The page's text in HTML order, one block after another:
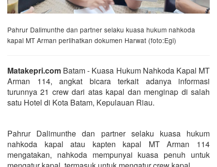
Pahrur Dalimunthe dan partner selaku kuasa hukum nahkoda
kapal MT Arman perlihatkan dokumen Harwat (foto:Egi)
Matakepri.com Batam - Kuasa Hukum Nahkoda Kapal MT
Arman 114, angkat bicara terkait adanya informasi
turunnya 21 crew dari atas kapal dan menginap di salah
satu Hotel di Kota Batam, Kepulauan Riau.
Pahrur Dalimunthe dan partner selaku kuasa hukum
nahkoda kapal atau kapten kapal MT Arman 114
mengatakan, nahkoda mempunyai kuasa penuh untuk